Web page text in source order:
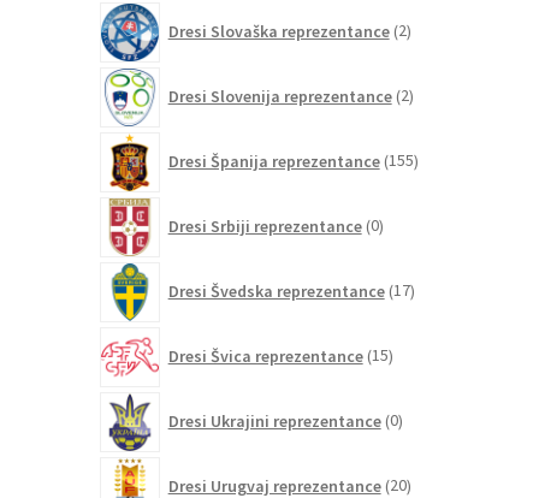
Dresi Slovaška reprezentance 2izdelka
Dresi Slovenija reprezentance 2izdelka
Dresi Španija reprezentance 155izdelkov
Dresi Srbiji reprezentance 0izdelkov
Dresi Švedska reprezentance 17izdelkov
Dresi Švica reprezentance 15izdelkov
Dresi Ukrajini reprezentance 0izdelkov
Dresi Urugvaj reprezentance 20